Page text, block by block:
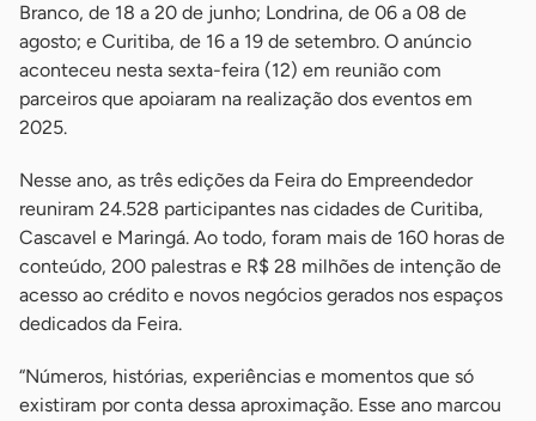
Branco, de 18 a 20 de junho; Londrina, de 06 a 08 de
agosto; e Curitiba, de 16 a 19 de setembro. O anúncio
aconteceu nesta sexta-feira (12) em reunião com
parceiros que apoiaram na realização dos eventos em
2025.
Nesse ano, as três edições da Feira do Empreendedor
reuniram 24.528 participantes nas cidades de Curitiba,
Cascavel e Maringá. Ao todo, foram mais de 160 horas de
conteúdo, 200 palestras e R$ 28 milhões de intenção de
acesso ao crédito e novos negócios gerados nos espaços
dedicados da Feira.
“Números, histórias, experiências e momentos que só
existiram por conta dessa aproximação. Esse ano marcou